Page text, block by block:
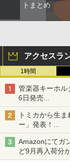
トまとめ
アクセスラ
1時間
管楽器キーホル
6日発売
チューバ、テナ
トミカから生
ー」発表！
詳細は後日公開
Amazonにてガ
ど9月再入荷分